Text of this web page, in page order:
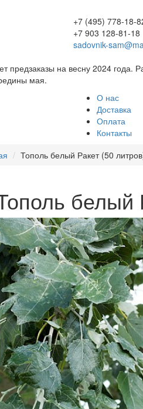
+7 (495) 778-18-
+7 903 128-81-18
sadovnik-
предзаказы на весну 2024
мая.
О нас
Доставка
Оплата
Контакты
Тополь белый Ракет (50
белый